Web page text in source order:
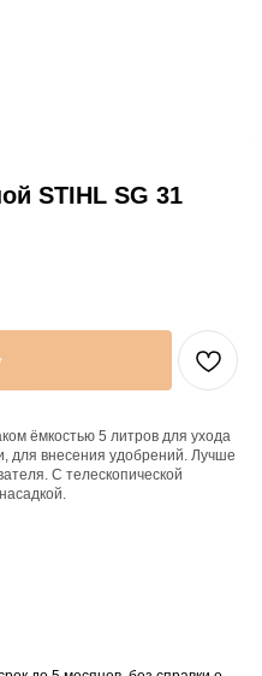
STIHL SG 31
ёмкостью 5 литров для ухода
для внесения удобрений. Лучше
С телескопической